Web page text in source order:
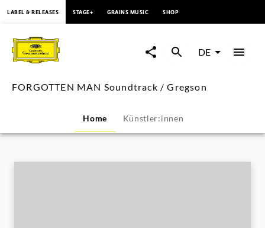
FORGOTTEN
MAN
Soundtrack
Gregson
LABEL & RELEASES STAGE+ GRAINS MUSIC SHOP
DE
FORGOTTEN MAN Soundtrack / Gregson
Home Künstler:innen